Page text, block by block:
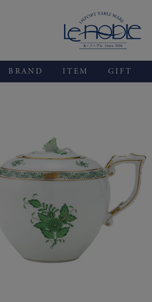
BRAND ITEM GIFT